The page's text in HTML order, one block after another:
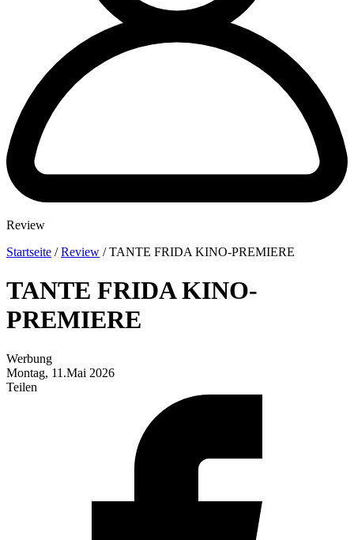
Review
Startseite /Review /TANTE FRIDA KINO-PREMIERE
TANTE FRIDA KINO-
PREMIERE
Werbung
Montag, 11.Mai 2026
Teilen